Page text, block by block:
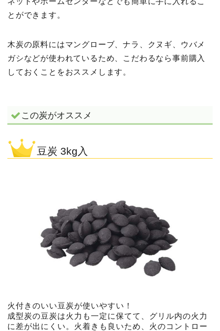
とができます。
木炭の原料にはマングローブ、ナラ、クヌギ、ウバメ
ガシなどが使われているため、こだわるなら事前購入
しておくことをおススメします。
この炭がオススメ
豆炭 3kg入
火付きのいい豆炭が使いやすい！
成型炭の豆炭は火力も一定に保てて、グリル内の火力
に差が出にくい。火着きも良いため、火のコントロー